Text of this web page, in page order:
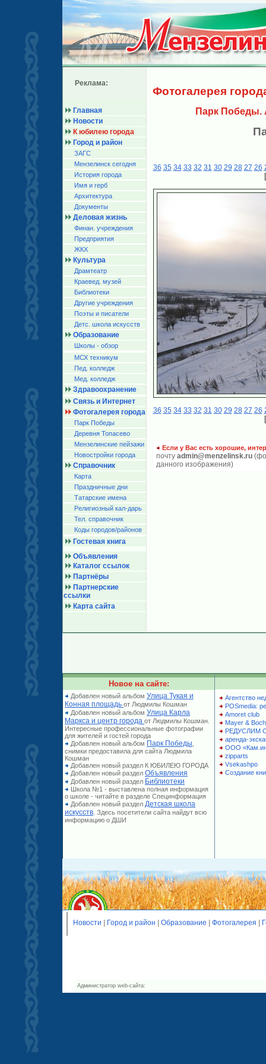
Реклама:
Главная
Новости
К юбилею города
Город и район
ЗАГС
Мензелинск сегодня
История города
Имя и герб
Архитектура
Документы
Деловая жизнь
Финан. учреждения
Предприятия
ЖКХ
Культура
Драмтеатр
Краевед. музей
Библиотеки
Другие учреждения
Поэты и писатели
Детс. школа искусств
Образование
Школы - обзор
МСХ техникум
Пед. колледж
Мед. колледж
Здравоохранение
Связь и Интернет
Фотогалерея города
Парк Победы
Деревня Топасево
Мензелинские пейзажи
Новостройки города
Справочник
Карта
Праздничные дни
Татарские имена
Религиозный кал-дарь
Тел. справочник
Коды городов/райoнов
Гостевая книга
Объявления
Каталог ссылок
Партнёры
Партнерские
ссылки
Карта сайта
Фотогалерея
Парк
36 35 34 33 32 31 30 29 28 27 26
[
36 35 34 33 32 31 30 29 28 27 26
[
Если у Вас есть хорошие,
почту admin@menzelinsk.ru
данного изображения)
Новое на сайте:
Добавлен новый альбом Улица Тукая и
Конная площадь от Людмилы Кошман
Добавлен новый альбом Улица Карла
Маркса и центр города от Людмилы Кошман.
Интересные профессиональные фотографии
для жителей и гостей города
Добавлен новый альбом Парк Победы
снимки предоставила для сайта Людмила
Кошман
Добавлен новый раздел К ЮБИЛЕЮ ГОРОДА
Добавлен новый раздел Объявления
Добавлен новый раздел Библиотеки
Школа №1 - выставлена полная информация
о школе - читайте в разделе Специнформация
Добавлен новый раздел Детская школа
искусств . Здесь посетители сайта найдут всю
информацию о ДШИ
Агентство
POSmedia:
Amoret club
Mayer & Boch
РЕДУСЛИМ
аренда-
ООО
zipparts
Vsekashpo
Создание
Новости Город и район Образование Фотогалерея
Администратор web-сайта: